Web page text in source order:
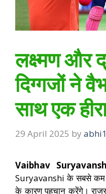
लक्ष्मण और
दिग्गजों ने
साथ एक
29 April 2025 by
Vaibhav
Suryavanshi के सबसे कम
के कारण पहचान करेंगे।